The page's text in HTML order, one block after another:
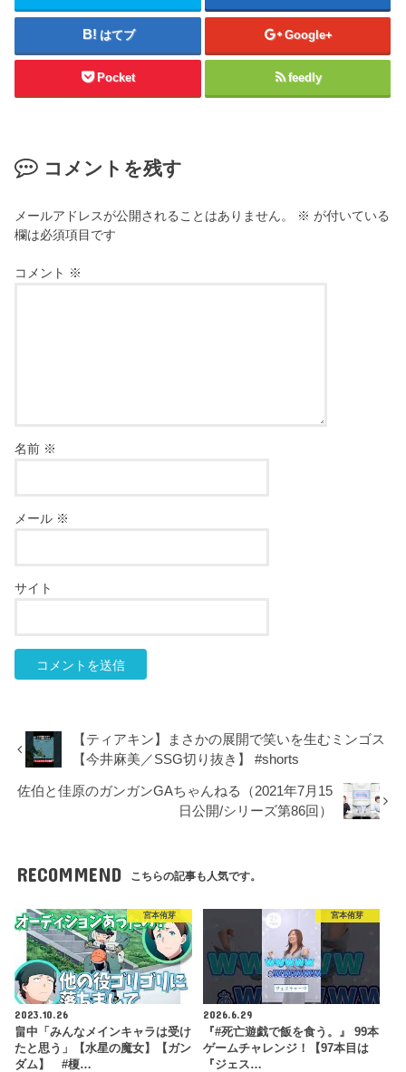
はてブ Google+
Pocket feedly
コメントを残す
メールアドレスが公開されることはありません。 ※ が付いている
欄は必須項目です
コメント ※
名前 ※
メール ※
サイト
【ティアキン】まさかの展開で笑いを生むミンゴス
【今井麻美／SSG切り抜き】 #shorts
佐伯と佳原のガンガンGAちゃんねる（2021年7月15
日公開/シリーズ第86回）
RECOMMEND こちらの記事も人気です。
宮本侑芽
2023.10.26
畠中「みんなメインキャラは受け
たと思う」【水星の魔女】【ガン
ダム】 #榎…
宮本侑芽
2026.6.29
『#死亡遊戯で飯を食う。』 99本
ゲームチャレンジ！【97本目は
『ジェス…